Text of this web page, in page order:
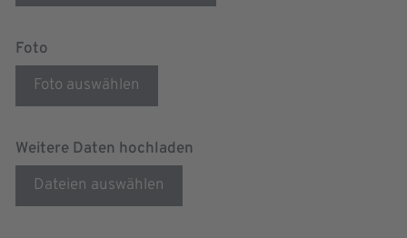
Foto
Foto auswählen
Weitere Daten hochladen
Dateien auswählen